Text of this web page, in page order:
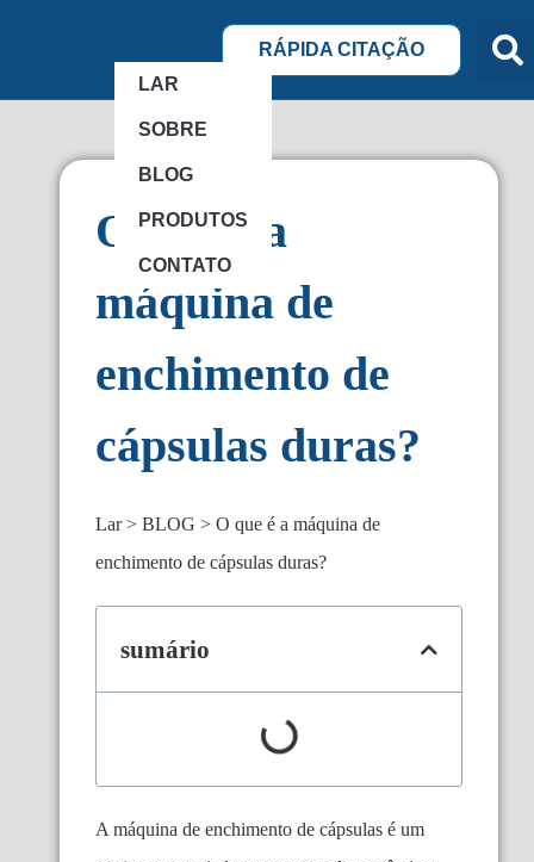
LAR
SOBRE
BLOG
PRODUTOS
CONTATO
RÁPIDA CITAÇÃO
O que é a
máquina de
enchimento de
cápsulas duras?
Lar BLOG
O que é a máquina de
enchimento de cápsulas duras?
sumário
A máquina de enchimento de cápsulas é um